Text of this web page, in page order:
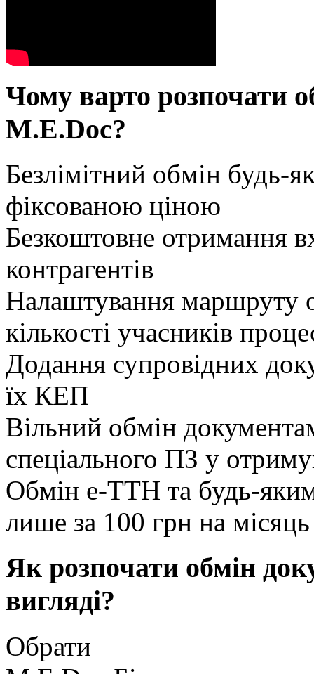
Чому варто розпочати
M.E.Doc?
Безлімітний обмін будь-
фіксованою ціною
Безкоштовне отримання
контрагентів
Налаштування маршруту
кількості учасників
Додання супровідних
їх КЕП
Вільний обмін
спеціального ПЗ у
Обмін е-ТТН та будь-
лише за 100 грн на місяць
Як розпочати обмін
вигляді?
Обрати